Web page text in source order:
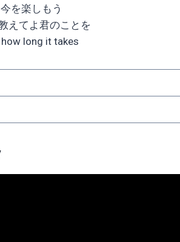
を楽しもう
てよ君のことを
long it takes